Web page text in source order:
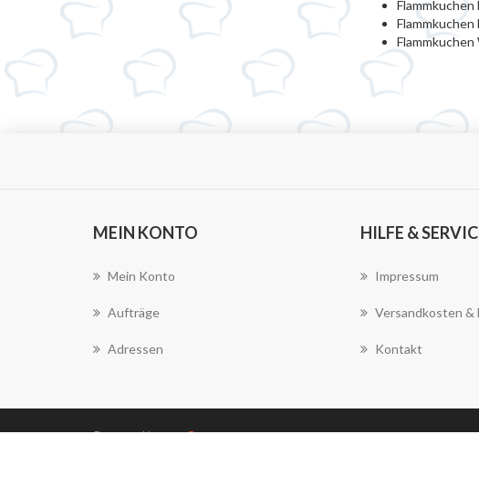
MEIN KONTO
Mein Konto
Aufträge
Adressen
HILFE &
Impressum
Versandkosten &
Kontakt
Powered bynopCommerce